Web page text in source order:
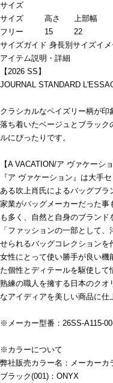
サイズ
サイズ
高さ 上部幅
フリー
15 22
サイズガイド 身長別サイズイメ
アイテム説明・詳細
【2026 SS】
JOURNAL STANDARD
クラシカルなペイズリー柄が印
落ち着いたベージュとブラック
ルにぴったりです。
【A VACATION/ア ヴァケーショ
『ア ヴァケーション』は大手
ある吹上肖氏によるバッグブラ
家業がバッグメーカーだった
も多く、自然と自身のブランド
「ファッションの一部として
せられるバッグコレクションを
女性にとって使い勝手が良い機
た個性とディテールを駆使して
熟練の職人を擁する日本のク
なアイディアを美しい商品に仕
※メーカー型番：26SS-A115-
※カラーについて
弊社販売カラー名：メーカーカ
ブラック(001)：ONYX